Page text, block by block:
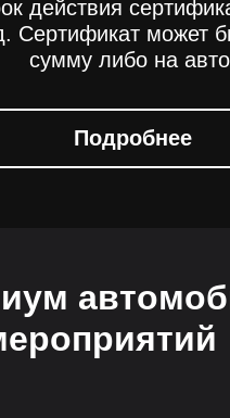
Сертификат может
сумму либо на авто.
Подробнее